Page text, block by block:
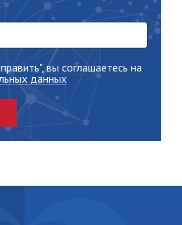
вы соглашаетесь на
данных